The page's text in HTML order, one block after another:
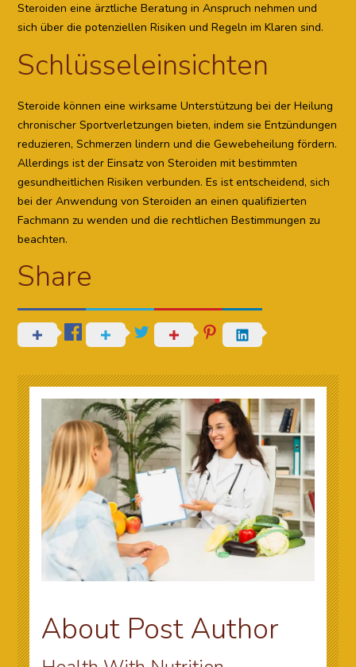
Steroiden eine ärztliche Beratung in Anspruch nehmen und
sich über die potenziellen Risiken und Regeln im Klaren sind.
Schlüsseleinsichten
Steroide können eine wirksame Unterstützung bei der Heilung
chronischer Sportverletzungen bieten, indem sie Entzündungen
reduzieren, Schmerzen lindern und die Gewebeheilung fördern.
Allerdings ist der Einsatz von Steroiden mit bestimmten
gesundheitlichen Risiken verbunden. Es ist entscheidend, sich
bei der Anwendung von Steroiden an einen qualifizierten
Fachmann zu wenden und die rechtlichen Bestimmungen zu
beachten.
Share
About Post Author